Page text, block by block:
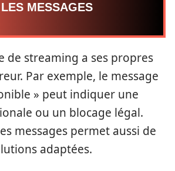
MESSAGES
de streaming a ses propres
Par exemple, le message
» peut indiquer une
ou un blocage légal.
messages permet aussi de
adaptées.